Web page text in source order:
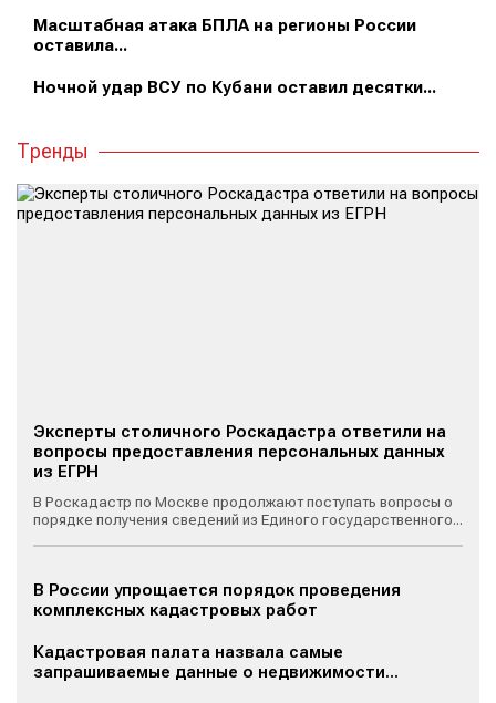
Масштабная атака БПЛА на регионы России
оставила...
Ночной удар ВСУ по Кубани оставил десятки...
Тренды
Эксперты столичного Роскадастра ответили на
вопросы предоставления персональных данных
из ЕГРН
В Роскадастр по Москве продолжают поступать вопросы о
порядке получения сведений из Единого государственного...
В России упрощается порядок проведения
комплексных кадастровых работ
Кадастровая палата назвала самые
запрашиваемые данные о недвижимости...